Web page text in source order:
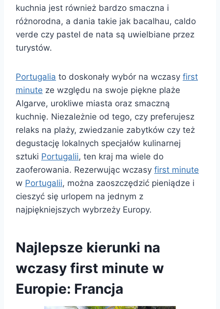
kuchnia jest również bardzo smaczna i
różnorodna, a dania takie jak bacalhau, caldo
verde czy pastel de nata są uwielbiane przez
turystów.
Portugalia to doskonały wybór na wczasy first
minute ze względu na swoje piękne plaże
Algarve, urokliwe miasta oraz smaczną
kuchnię. Niezależnie od tego, czy preferujesz
relaks na plaży, zwiedzanie zabytków czy też
degustację lokalnych specjałów kulinarnej
sztuki Portugalii, ten kraj ma wiele do
zaoferowania. Rezerwując wczasy first minute
w Portugalii, można zaoszczędzić pieniądze i
cieszyć się urlopem na jednym z
najpiękniejszych wybrzeży Europy.
Najlepsze kierunki na
wczasy first minute w
Europie: Francja